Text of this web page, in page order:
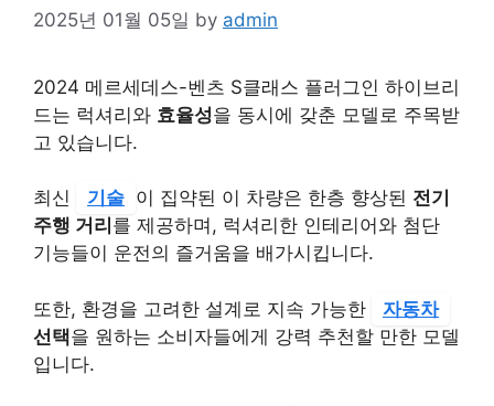
2025년 01월 05일 by admin
2024 메르세데스-벤츠 S클래스 플러그인 하이브리
드는 럭셔리와 효율성을 동시에 갖춘 모델로 주목받
고 있습니다.
최신 기술 이 집약된 이 차량은 한층 향상된 전기
주행 거리 를 제공하며, 럭셔리한 인테리어와 첨단
기능들이 운전의 즐거움을 배가시킵니다.
또한, 환경을 고려한 설계로 지속 가능한
자동차
선택을 원하는 소비자들에게 강력 추천할 만한 모델
입니다.